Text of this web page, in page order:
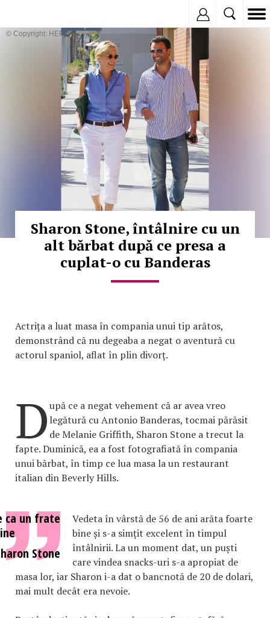
© Copyright: HEPTA
Sharon Stone, întâlnire cu un
alt bărbat după ce presa a
cuplat-o cu Banderas
Actrița a luat masa în compania unui tip arătos,
demonstrând că nu degeaba a negat o aventură cu
actorul spaniol, aflat în plin divorț.
După ce a negat vehement că ar avea vreo
legătură cu Antonio Banderas, tocmai părăsit
de Melanie Griffith, Sharon Stone a trecut la
fapte. Duminică, ea a fost fotografiată în compania
unui bărbat, în timp ce lua masa la un restaurant
italian din Beverly Hills.
ca un frate
Stone
Vedeta în vârstă de 56 de ani arăta foarte
bine și s-a simțit excelent în timpul
întâlnirii. La un moment dat, un puști
care vindea snacks-uri s-a apropiat de
masa lor, iar Sharon i-a dat o bancnotă de 20 de dolari,
mai mult decât era nevoie.